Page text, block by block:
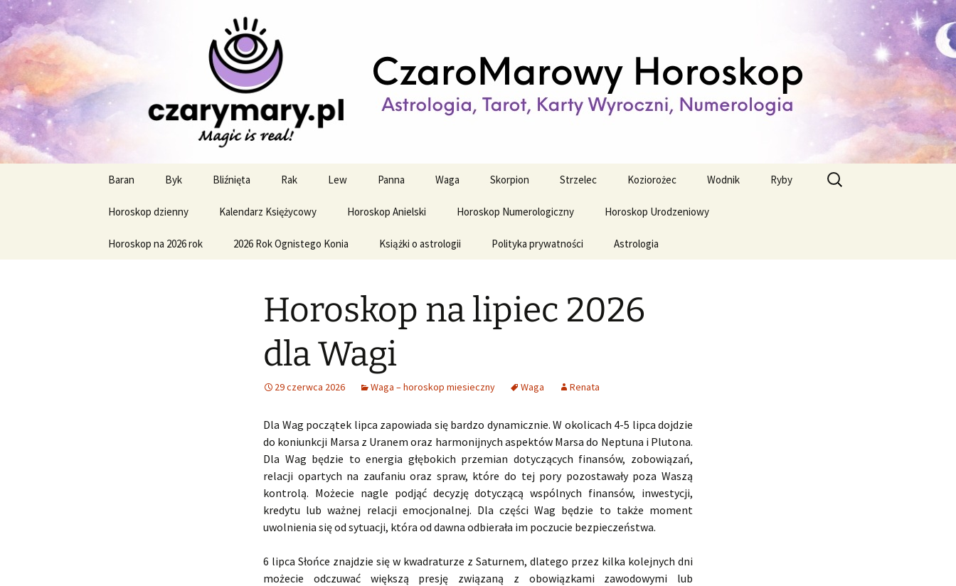
CzaroMarowy horoskop dzienny,
miesięczny i tygodniowy
Profesjonalne przepowiednie astrologiczne
treści
Baran Byk Bliźnięta Rak Lew Panna Waga Skorpion Strzelec Koziorożec Wodnik Ryby
Horoskop dzienny Kalendarz Księżycowy Horoskop Anielski Horoskop Numerologiczny Horoskop Urodzeniowy
Horoskop na 2026 rok 2026 Rok Ognistego Konia Książki o astrologii Polityka prywatności Astrologia
Szukaj:
Horoskop na lipiec 2026
dla Wagi
29 czerwca 2026 Waga – horoskop miesieczny Waga Renata
Dla Wag początek lipca zapowiada się bardzo dynamicznie. W okolicach 4-5 lipca dojdzie
do koniunkcji Marsa z Uranem oraz harmonijnych aspektów Marsa do Neptuna i Plutona.
Dla Wag będzie to energia głębokich przemian dotyczących finansów, zobowiązań,
relacji opartych na zaufaniu oraz spraw, które do tej pory pozostawały poza Waszą
kontrolą. Możecie nagle podjąć decyzję dotyczącą wspólnych finansów, inwestycji,
kredytu lub ważnej relacji emocjonalnej. Dla części Wag będzie to także moment
uwolnienia się od sytuacji, która od dawna odbierała im poczucie bezpieczeństwa.
6 lipca Słońce znajdzie się w kwadraturze z Saturnem, dlatego przez kilka kolejnych dni
możecie odczuwać większą presję związaną z obowiązkami zawodowymi lub